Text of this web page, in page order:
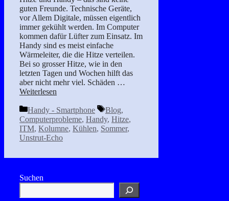
guten Freunde. Technische Geräte,
vor Allem Digitale, müssen eigentlich
immer gekühlt werden. Im Computer
kommen dafür Lüfter zum Einsatz. Im
Handy sind es meist einfache
Wärmeleiter, die die Hitze verteilen.
Bei so grosser Hitze, wie in den
letzten Tagen und Wochen hilft das
aber nicht mehr viel. Schäden …
Weiterlesen
Kategorien
Handy - Smartphone Schlagwörter
Blog,
Computerprobleme, Handy, Hitze,
ITM, Kolumne, Kühlen, Sommer,
Unstrut-Echo
Suchen